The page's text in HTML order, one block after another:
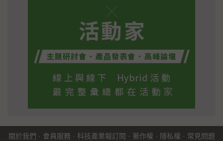
關於我們 · 會員服務 · 科技產業報訂閱 · 著作權 · 隱私權 · 常見問題